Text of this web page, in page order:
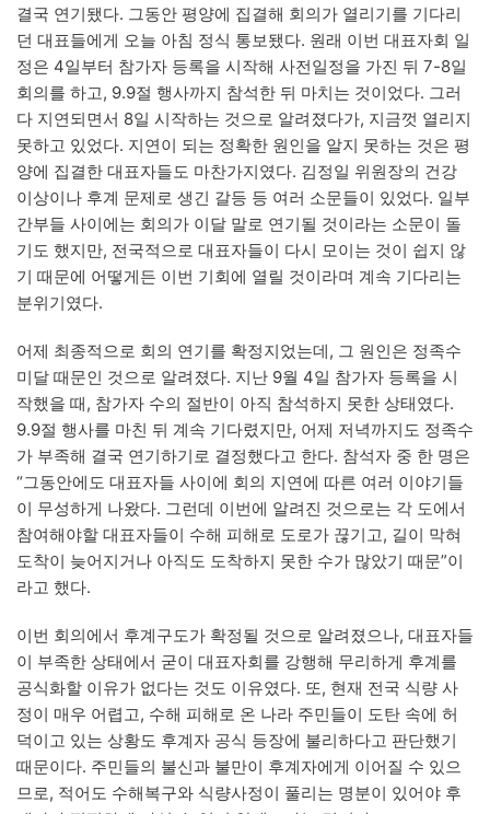
결국 연기됐다. 그동안 평양에 집결해 회의가 열리기를 기다리
던 대표들에게 오늘 아침 정식 통보됐다. 원래 이번 대표자회 일
정은 4일부터 참가자 등록을 시작해 사전일정을 가진 뒤 7-8일
회의를 하고, 9.9절 행사까지 참석한 뒤 마치는 것이었다. 그러
다 지연되면서 8일 시작하는 것으로 알려졌다가, 지금껏 열리지
못하고 있었다. 지연이 되는 정확한 원인을 알지 못하는 것은 평
양에 집결한 대표자들도 마찬가지였다. 김정일 위원장의 건강
이상이나 후계 문제로 생긴 갈등 등 여러 소문들이 있었다. 일부
간부들 사이에는 회의가 이달 말로 연기될 것이라는 소문이 돌
기도 했지만, 전국적으로 대표자들이 다시 모이는 것이 쉽지 않
기 때문에 어떻게든 이번 기회에 열릴 것이라며 계속 기다리는
분위기였다.
어제 최종적으로 회의 연기를 확정지었는데, 그 원인은 정족수
미달 때문인 것으로 알려졌다. 지난 9월 4일 참가자 등록을 시
작했을 때, 참가자 수의 절반이 아직 참석하지 못한 상태였다.
9.9절 행사를 마친 뒤 계속 기다렸지만, 어제 저녁까지도 정족수
가 부족해 결국 연기하기로 결정했다고 한다. 참석자 중 한 명은
“그동안에도 대표자들 사이에 회의 지연에 따른 여러 이야기들
이 무성하게 나왔다. 그런데 이번에 알려진 것으로는 각 도에서
참여해야할 대표자들이 수해 피해로 도로가 끊기고, 길이 막혀
도착이 늦어지거나 아직도 도착하지 못한 수가 많았기 때문”이
라고 했다.
이번 회의에서 후계구도가 확정될 것으로 알려졌으나, 대표자들
이 부족한 상태에서 굳이 대표자회를 강행해 무리하게 후계를
공식화할 이유가 없다는 것도 이유였다. 또, 현재 전국 식량 사
정이 매우 어렵고, 수해 피해로 온 나라 주민들이 도탄 속에 허
덕이고 있는 상황도 후계자 공식 등장에 불리하다고 판단했기
때문이다. 주민들의 불신과 불만이 후계자에게 이어질 수 있으
므로, 적어도 수해복구와 식량사정이 풀리는 명분이 있어야 후